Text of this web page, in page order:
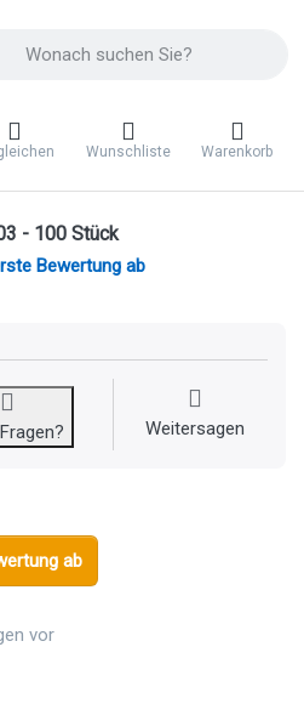
Wunschliste Warenkorb
- 100 Stück
Bewertung ab
Fragen? Weitersagen
ab
vor